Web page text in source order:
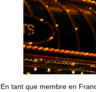
En tant que membre en